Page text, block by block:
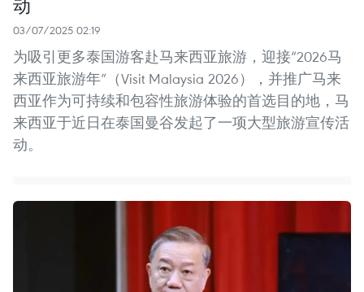
03/07/2025 02:19
为吸引更多泰国游客赴马来西亚旅游，迎接“2026马
来西亚旅游年”（Visit Malaysia 2026），并推广马来
西亚作为可持续和包容性旅游体验的首选目的地，马
来西亚于近日在泰国曼谷发起了一项大型旅游宣传活
动。